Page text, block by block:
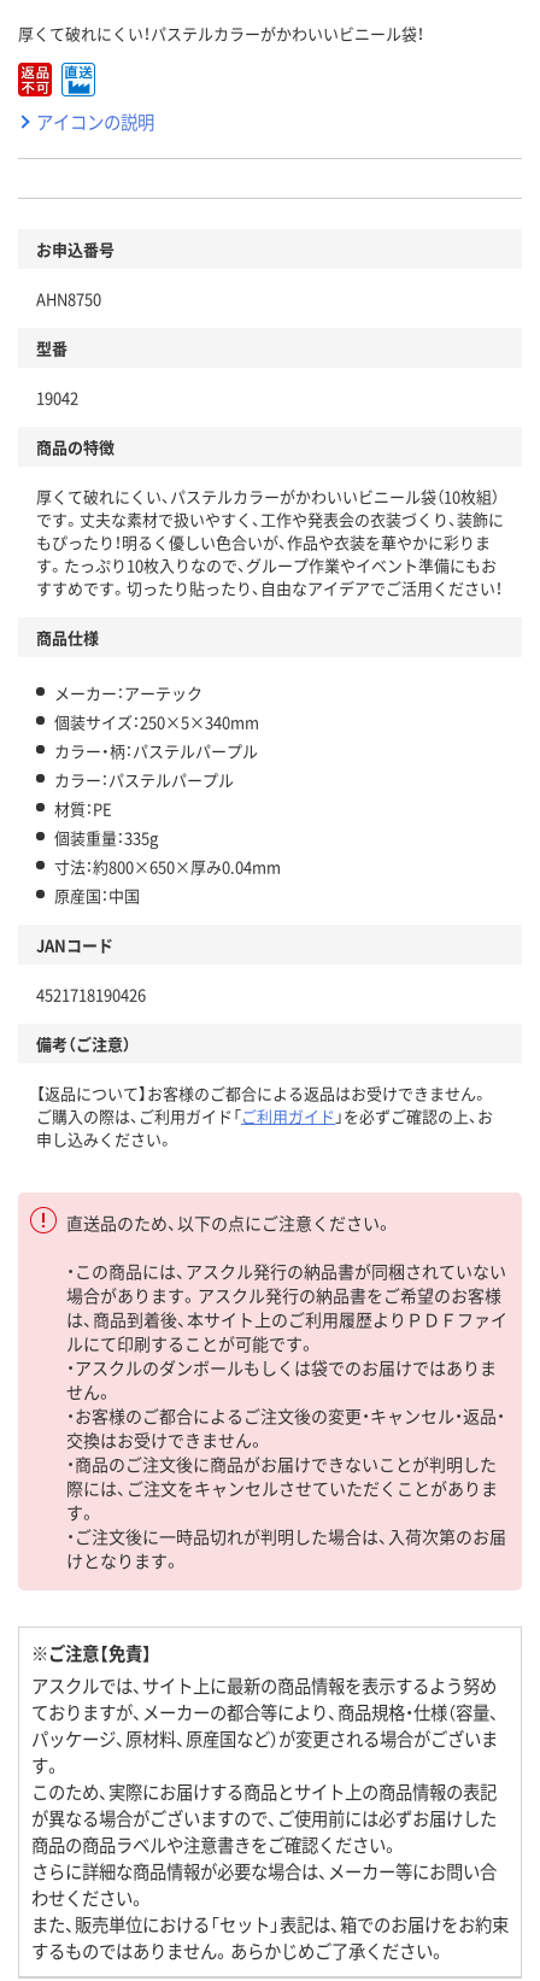
厚くて破れにくい！パステルカラーがかわいいビニール袋！
アイコンの説明
お申込番号
AHN8750
型番
19042
商品の特徴
厚くて破れにくい、パステルカラーがかわいいビニール袋（10枚組）
です。丈夫な素材で扱いやすく、工作や発表会の衣装づくり、装飾に
もぴったり！明るく優しい色合いが、作品や衣装を華やかに彩りま
す。たっぷり10枚入りなので、グループ作業やイベント準備にもお
すすめです。切ったり貼ったり、自由なアイデアでご活用ください！
商品仕様
メーカー：アーテック
個装サイズ：250×5×340mm
カラー・柄：パステルパープル
カラー：パステルパープル
材質：PE
個装重量：335g
寸法：約800×650×厚み0.04mm
原産国：中国
JANコード
4521718190426
備考（ご注意）
【返品について】お客様のご都合による返品はお受けできません。
ご購入の際は、ご利用ガイド「ご利用ガイド 」を必ずご確認の上、お
申し込みください。
直送品のため、以下の点にご注意ください。
・この商品には、アスクル発行の納品書が同梱されていない
場合があります。アスクル発行の納品書をご希望のお客様
は、商品到着後、本サイト上のご利用履歴よりＰＤＦファイ
ルにて印刷することが可能です。
・アスクルのダンボールもしくは袋でのお届けではありま
せん。
・お客様のご都合によるご注文後の変更・キャンセル・返品・
交換はお受けできません。
・商品のご注文後に商品がお届けできないことが判明した
際には、ご注文をキャンセルさせていただくことがありま
す。
・ご注文後に一時品切れが判明した場合は、入荷次第のお届
けとなります。
※ご注意【免責】
アスクルでは、サイト上に最新の商品情報を表示するよう努め
ておりますが、メーカーの都合等により、商品規格・仕様（容量、
パッケージ、原材料、原産国など）が変更される場合がございま
す。
このため、実際にお届けする商品とサイト上の商品情報の表記
が異なる場合がございますので、ご使用前には必ずお届けした
商品の商品ラベルや注意書きをご確認ください。
さらに詳細な商品情報が必要な場合は、メーカー等にお問い合
わせください。
また、販売単位における「セット」表記は、箱でのお届けをお約束
するものではありません。あらかじめご了承ください。